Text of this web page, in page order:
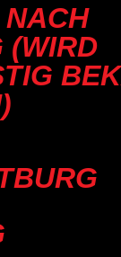
(WIRD